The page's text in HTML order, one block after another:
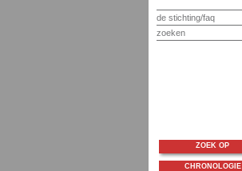
de stichting/faq
zoeken
ZOEK OP
CHRONOLOGIE